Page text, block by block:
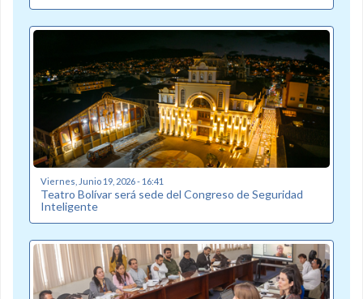
Viernes, Junio 19, 2026 - 16:41
Teatro Bolívar será sede del Congreso de Seguridad
Inteligente